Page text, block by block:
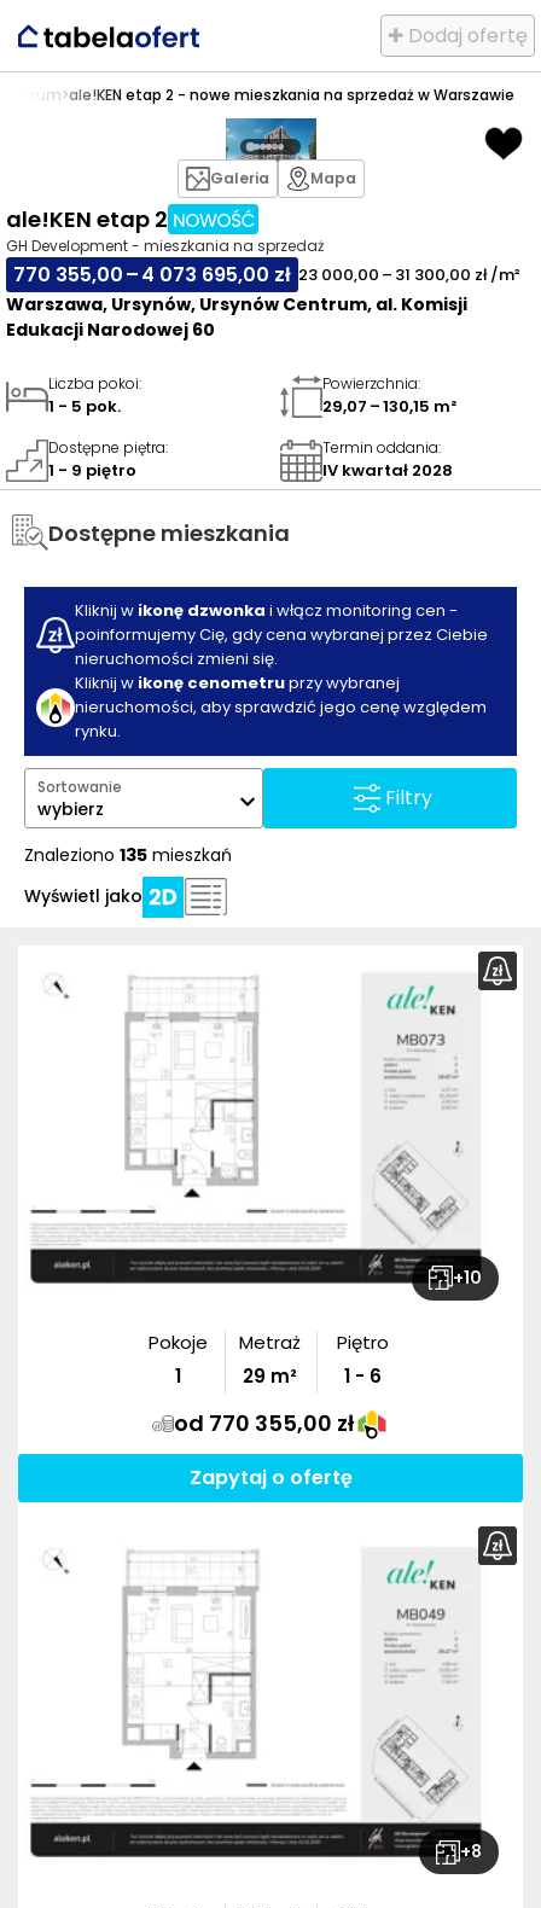
✚ Dodaj ofertę
>ale!KEN etap 2 - nowe mieszkania na sprzedaż w Warszawie
ale!KEN etap 2
GH Development - mieszkania na sprzedaż
770 355,00 – 4 073 695,00 zł 23 000,00 – 31 300,00 zł /m²
Warszawa, Ursynów, Ursynów Centrum, al. Komisji
Edukacji Narodowej 60
Galeria Mapa
Liczba pokoi:
1 - 5 pok.
Powierzchnia:
29,07 – 130,15 m²
Dostępne piętra:
1 - 9 piętro
Termin oddania:
IV kwartał 2028
Dostępne mieszkania
Kliknij w ikonę dzwonka i włącz monitoring cen -
poinformujemy Cię, gdy cena wybranej przez Ciebie
nieruchomości zmieni się.
Kliknij w ikonę cenometruprzy wybranej
nieruchomości, aby sprawdzić jego cenę względem
rynku.
Filtry
Sortowanie
wybierz
Znaleziono 135 mieszkań
Wyświetl jako
+10
Pokoje
1
Metraż
29 m²
Piętro
1 - 6
od 770 355,00 zł
Zapytaj o ofertę
+8